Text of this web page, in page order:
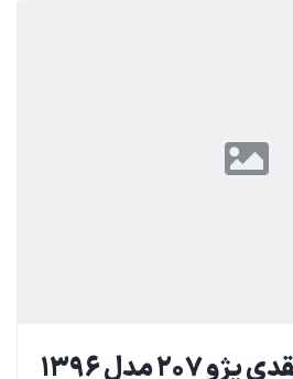
خریدار فوری و نقدی پژو ۲۰۷ مدل ۱۳۹۶